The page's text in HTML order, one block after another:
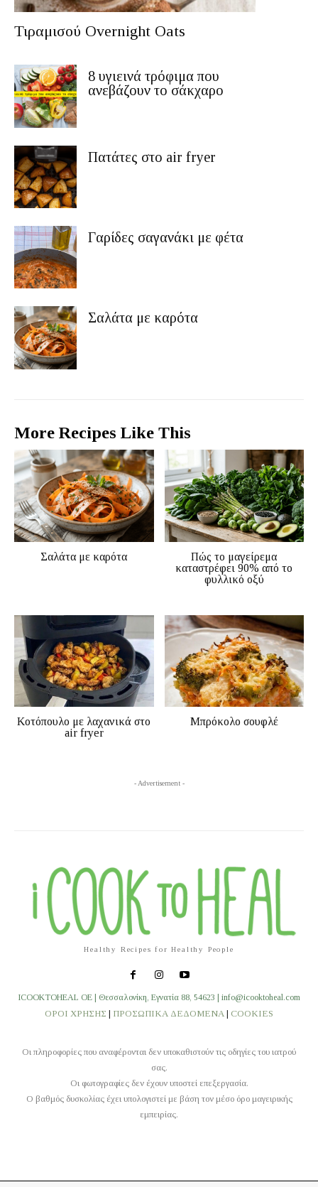
Τιραμισού Overnight Oats
8 υγιεινά τρόφιμα που
ανεβάζουν το σάκχαρο
Πατάτες στο air fryer
Γαρίδες σαγανάκι με φέτα
Σαλάτα με καρότα
More Recipes Like This
Σαλάτα με καρότα
Πώς το μαγείρεμα
καταστρέφει 90% από το
φυλλικό οξύ
Κοτόπουλο με λαχανικά στο
air fryer
Μπρόκολο σουφλέ
- Advertisement -
Healthy Recipes for Healthy People
ICOOKTOHEAL OE | Θεσσαλονίκη, Εγνατία 88, 54623 | info@icooktoheal.com
ΟΡΟΙ ΧΡΗΣΗΣ | ΠΡΟΣΩΠΙΚΑ ΔΕΔΟΜΕΝΑ | COOKIES
Οι πληροφορίες που αναφέρονται δεν υποκαθιστούν τις οδηγίες του ιατρού
σας.
Οι φωτογραφίες δεν έχουν υποστεί επεξεργασία.
O βαθμός δυσκολίας έχει υπολογιστεί με βάση τον μέσο όρο μαγειρικής
εμπειρίας.